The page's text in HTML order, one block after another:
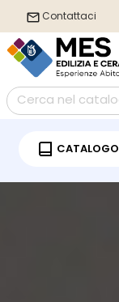
Contattaci
CATALOGO